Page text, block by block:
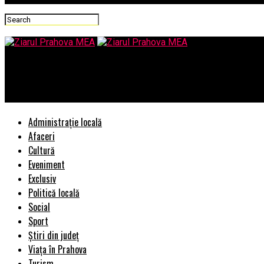
Administrație locală
Afaceri
Cultură
Eveniment
Exclusiv
Politică locală
Social
Sport
Știri din județ
Viața în Prahova